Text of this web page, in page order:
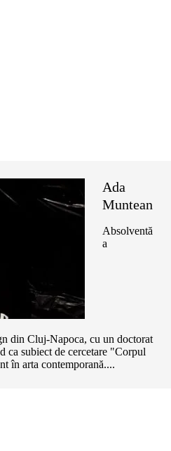
Ada
Muntean
Absolventă
a
din Cluj-Napoca, cu un doctorat
ca subiect de cercetare "Corpul
în arta contemporană....